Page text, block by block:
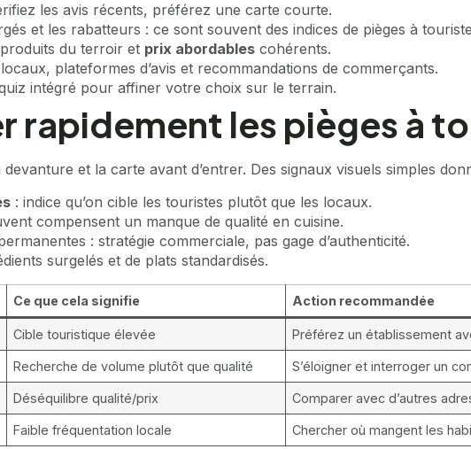
les avis récents, préférez une carte courte.
et les rabatteurs : ce sont souvent des indices de pièges à
du terroir et prix abordables cohérents.
plateformes d’avis et recommandations de commerçants.
intégré pour affiner votre choix sur le terrain.
rapidement les pièges à
et la carte avant d’entrer. Des signaux visuels simples
: indice qu’on cible les touristes plutôt que les locaux.
compensent un manque de qualité en cuisine.
: stratégie commerciale, pas gage d’authenticité.
surgelés et de plats standardisés.
Ce que cela signifie Action recommandée
Cible touristique élevée Préférez un établissement
Recherche de volume plutôt que qualité S’éloigner et interroger un
Déséquilibre qualité/prix Comparer avec d’autres
Faible fréquentation locale Chercher où mangent les